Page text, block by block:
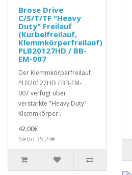
Brose Drive
C/S/T/TF "Heavy
Duty" Freilauf
(Kurbelfreilauf,
Klemmkörperfreilauf)
PLB20127HD / BB-
EM-007
Der Klemmkörperfreilauf
PLB20127HD / BB-EM-
007 verfügt über
verstärkte "Heavy Duty"
Klemmkörper..
42,00€
Netto 35,29€